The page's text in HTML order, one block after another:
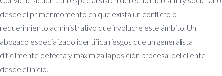
desde el primer momento en que exista un conflicto o
requerimiento administrativo que involucre este ámbito. Un
abogado especializado identifica riesgos que un generalista
difícilmente detecta y maximiza la posición procesal del cliente
desde el inicio.